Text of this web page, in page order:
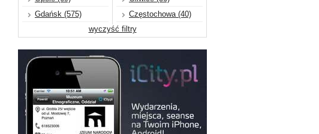
Gdańsk (575)
Częstochowa (40)
wyczyść filtry